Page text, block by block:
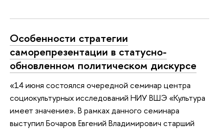
Особенности стратегии
саморепрезентации в статусно-
обновленном политическом дискурсе
«14 июня состоялся очередной семинар центра
социокультурных исследований НИУ ВШЭ «Культура
имеет значение». В рамках данного семинара
выступил Бочаров Евгений Владимирович старший